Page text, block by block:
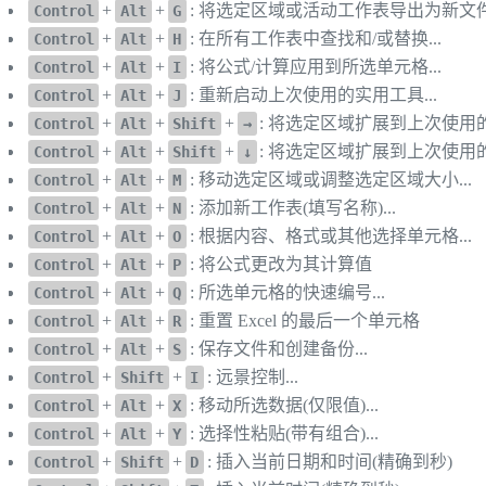
Control + Alt + G : 将选定区域或活动工作表导出为新文
Control + Alt + H : 在所有工作表中查找和/或替换...
Control + Alt + I : 将公式/计算应用到所选单元格...
Control + Alt + J : 重新启动上次使用的实用工具...
Control + Alt + Shift + → : 将选定区域扩展到上次使用
Control + Alt + Shift + ↓ : 将选定区域扩展到上次使用
Control + Alt + M : 移动选定区域或调整选定区域大小...
Control + Alt + N : 添加新工作表(填写名称)...
Control + Alt + O : 根据内容、格式或其他选择单元格...
Control + Alt + P : 将公式更改为其计算值
Control + Alt + Q : 所选单元格的快速编号...
Control + Alt + R : 重置 Excel 的最后一个单元格
Control + Alt + S : 保存文件和创建备份...
Control + Shift + I : 远景控制...
Control + Alt + X : 移动所选数据(仅限值)...
Control + Alt + Y : 选择性粘贴(带有组合)...
Control + Shift + D : 插入当前日期和时间(精确到秒)